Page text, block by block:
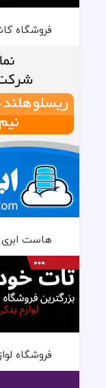
فروشگاه
هاست ابری
فروشگاه